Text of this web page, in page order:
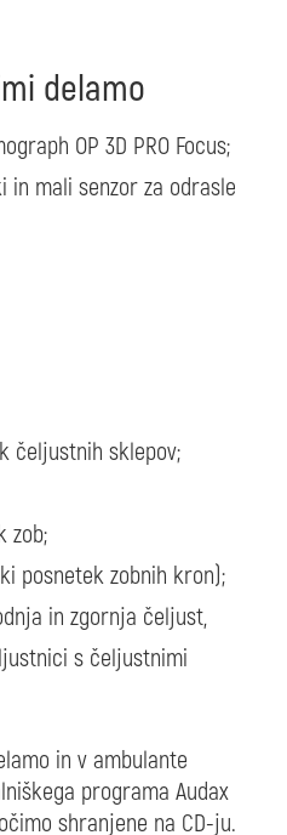
delamo
OP 3D PRO Focus;
in mali senzor za odrasle
čeljustnih sklepov;
zob;
posnetek zobnih kron);
in zgornja čeljust,
s čeljustnimi
in v ambulante
programa Audax
shranjene na CD-ju.